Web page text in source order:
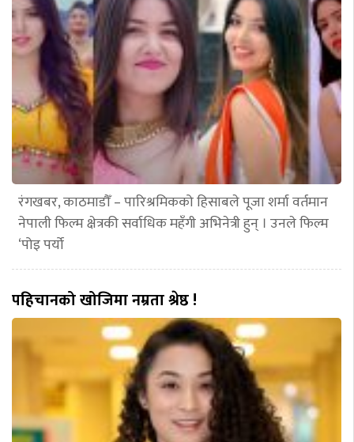
रंगखबर, काठमाडौँ – पारिश्रमिकको हिसाबले पूजा शर्मा वर्तमान
नेपाली फिल्म क्षेत्रकी सर्वाधिक महँगी अभिनेत्री हुन् । उनले फिल्म
‘पोइ पर्यो
पहिचानको खोजिमा नम्रता श्रेष्ठ !